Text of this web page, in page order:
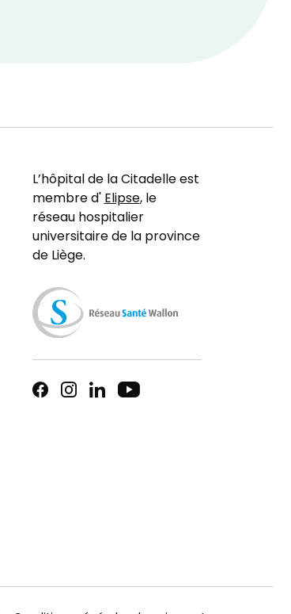
L’hôpital de la Citadelle est
membre d'Elipse, le
réseau hospitalier
universitaire de la province
de Liège.